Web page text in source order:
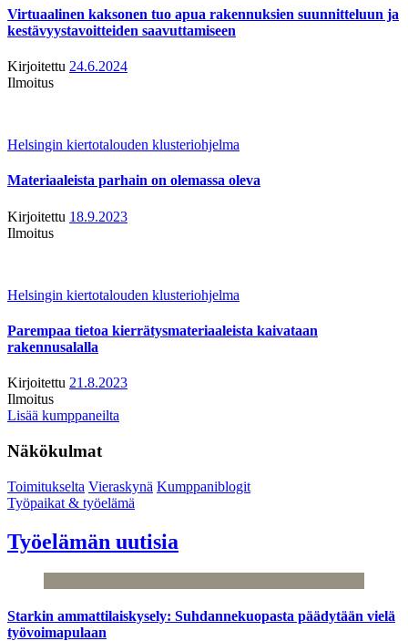
Virtuaalinen kaksonen tuo apua rakennuksien suunnitteluun ja
kestävyystavoitteiden saavuttamiseen
Kirjoitettu 24.6.2024
Ilmoitus
Helsingin kiertotalouden klusteriohjelma
Materiaaleista parhain on olemassa oleva
Kirjoitettu 18.9.2023
Ilmoitus
Helsingin kiertotalouden klusteriohjelma
Parempaa tietoa kierrätysmateriaaleista kaivataan
rakennusalalla
Kirjoitettu 21.8.2023
Ilmoitus
Lisää kumppaneilta
Näkökulmat
Toimitukselta Vieraskynä Kumppaniblogit
Työpaikat & työelämä
Työelämän uutisia
Starkin ammattilaiskysely: Suhdannekuopasta päädytään vielä
työvoimapulaan